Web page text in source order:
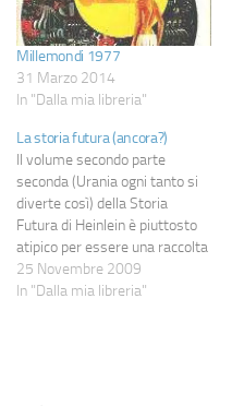
Millemondi 1977
31 Marzo 2014
In "Dalla mia libreria"
La storia futura (ancora?)
Il volume secondo parte
seconda (Urania ogni tanto si
diverte così) della Storia
Futura di Heinlein è piuttosto
atipico per essere una raccolta
di racconti: all"interno, infatti,
troviamo in realtà un solo
25 Novembre 2009
In "Dalla mia libreria"